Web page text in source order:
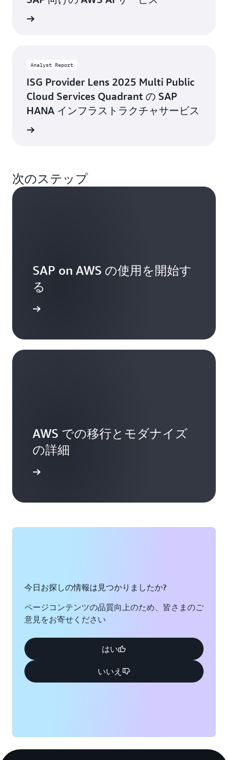
Analyst Report
ISG Provider Lens 2025 Multi Public
Cloud Services Quadrant の SAP
HANA インフラストラクチャサービス
次のステップ
SAP on AWS の使用を開始す
る
AWS での移行とモダナイズ
の詳細
今日お探しの情報は見つかりましたか?
ページコンテンツの品質向上のため、皆さまのご
意見をお寄せください
はい
いいえ